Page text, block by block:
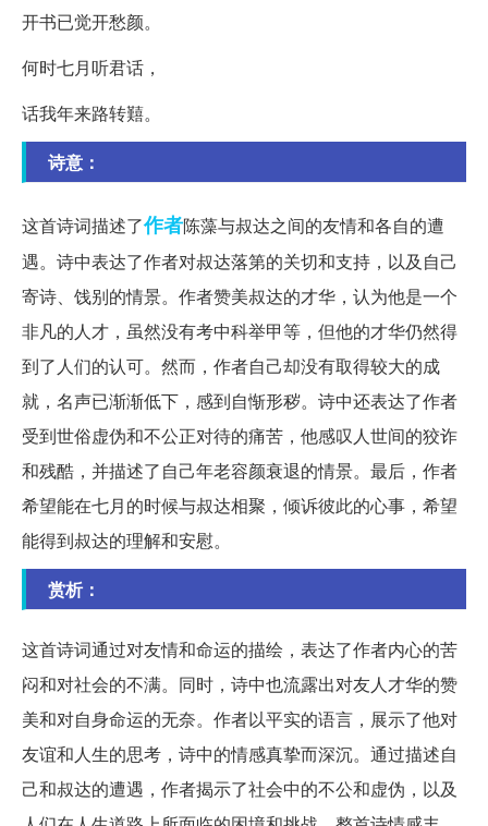
开书已觉开愁颜。
何时七月听君话，
话我年来路转囏。
诗意：
这首诗词描述了作者陈藻与叔达之间的友情和各自的遭
遇。诗中表达了作者对叔达落第的关切和支持，以及自己
寄诗、饯别的情景。作者赞美叔达的才华，认为他是一个
非凡的人才，虽然没有考中科举甲等，但他的才华仍然得
到了人们的认可。然而，作者自己却没有取得较大的成
就，名声已渐渐低下，感到自惭形秽。诗中还表达了作者
受到世俗虚伪和不公正对待的痛苦，他感叹人世间的狡诈
和残酷，并描述了自己年老容颜衰退的情景。最后，作者
希望能在七月的时候与叔达相聚，倾诉彼此的心事，希望
能得到叔达的理解和安慰。
赏析：
这首诗词通过对友情和命运的描绘，表达了作者内心的苦
闷和对社会的不满。同时，诗中也流露出对友人才华的赞
美和对自身命运的无奈。作者以平实的语言，展示了他对
友谊和人生的思考，诗中的情感真挚而深沉。通过描述自
己和叔达的遭遇，作者揭示了社会中的不公和虚伪，以及